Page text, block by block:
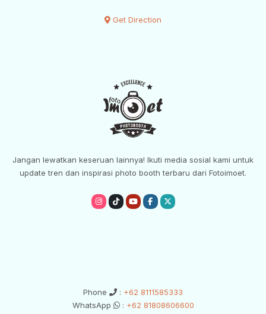
Get Direction
Jangan lewatkan keseruan lainnya! Ikuti media sosial kami untuk
update tren dan inspirasi photo booth terbaru dari Fotoimoet.
emptyemptyemptyemptyempty
Phone : +62 8111585333
WhatsApp
: +62 81808606600